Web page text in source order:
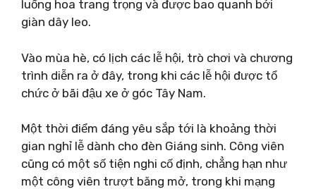
luống hoa trang trọng và được bao quanh bởi
giàn dây leo.
Vào mùa hè, có lịch các lễ hội, trò chơi và chương
trình diễn ra ở đây, trong khi các lễ hội được tổ
chức ở bãi đậu xe ở góc Tây Nam.
Một thời điểm đáng yêu sắp tới là khoảng thời
gian nghỉ lễ dành cho đèn Giáng sinh. Công viên
cũng có một số tiện nghi cố định, chẳng hạn như
một công viên trượt băng mở, trong khi mạng